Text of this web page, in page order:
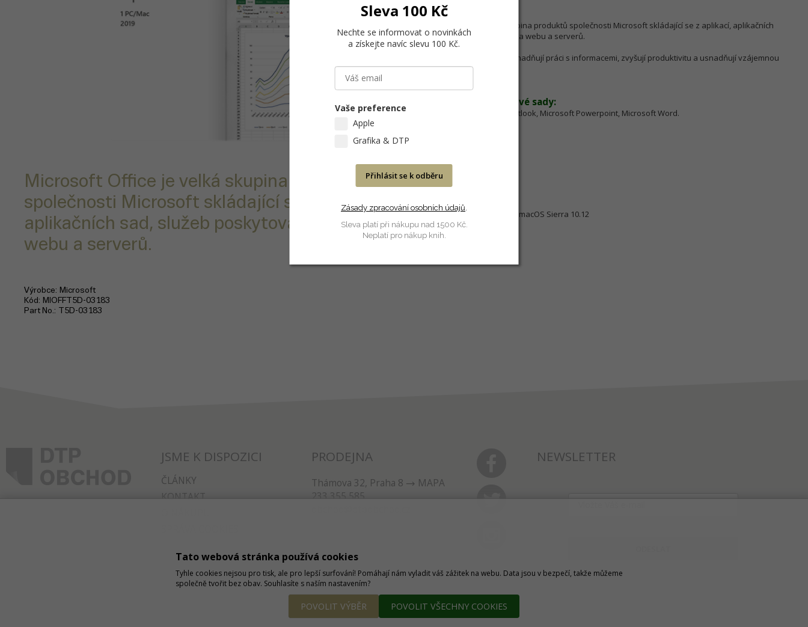
Microsoft Office je velká skupina produktů
společnosti Microsoft skládající se z aplikací,
aplikačních sad, služeb poskytovaných na
webu a serverů.
Výrobce
Microsoft
Kód
MIOFFT5D-03183
Part No.
T5D-03183
Microsoft Office je velká skupina produktů společnosti Microsoft skládající se z aplikací, aplikačních
sad, služeb poskytovaných na webu a serverů.
Produkty Microsoft Office usnadňují práci s informacemi, zvyšují produktivitu a usnadňují vzájemnou
spolupráci zaměstnanců.
Komponenty softwarové sady:
Microsoft Excel, Microsoft Outlook, Microsoft Powerpoint, Microsoft Word.
Platforma:
Windows, MacOS
Požadavky na systém:
minimálně Windows 10 nebo macOS Sierra 10.12
JSME K DISPOZICI
ČLÁNKY
KONTAKT
PRODEJNA
Thámova 32, Praha 8
MAPA
233 355 585
NEWSLETTER
Tato webová stránka používá cookies
Tyhle cookies nejsou pro tisk, ale pro lepší surfování! Pomáhají nám vyladit váš zážitek na webu. Data jsou v bezpečí, takže můžeme
společně tvořit bez obav. Souhlasíte s naším nastavením?
POVOLIT VÝBĚR POVOLIT VŠECHNY COOKIES
Sleva 100 Kč
Nechte se informovat o novinkách
a získejte navíc slevu 100 Kč.
Vaše preference
Apple
Grafika & DTP
Přihlásit se k odběru
Zásady zpracování osobních údajů.
Sleva platí při nákupu nad 1500 Kč.
Neplatí pro nákup knih.